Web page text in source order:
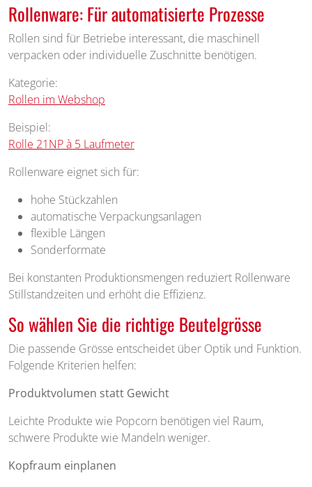
Rollenware: Für automatisierte Prozesse
Rollen sind für Betriebe interessant, die maschinell
verpacken oder individuelle Zuschnitte benötigen.
Kategorie:
Rollen im Webshop
Beispiel:
Rolle 21NP à 5 Laufmeter
Rollenware eignet sich für:
hohe Stückzahlen
automatische Verpackungsanlagen
flexible Längen
Sonderformate
Bei konstanten Produktionsmengen reduziert Rollenware
Stillstandzeiten und erhöht die Effizienz.
So wählen Sie die richtige Beutelgrösse
Die passende Grösse entscheidet über Optik und Funktion.
Folgende Kriterien helfen:
Produktvolumen statt Gewicht
Leichte Produkte wie Popcorn benötigen viel Raum,
schwere Produkte wie Mandeln weniger.
Kopfraum einplanen